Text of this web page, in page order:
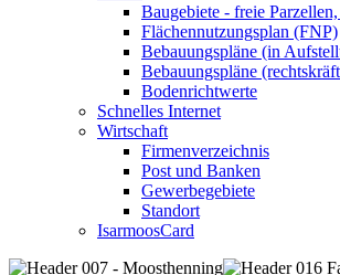
Baugebiete - freie
Flächennutzungsplan (FNP)
Bebauungspläne (in
Bebauungspläne
Bodenrichtwerte
Schnelles Internet
Wirtschaft
Firmenverzeichnis
Post und Banken
Gewerbegebiete
Standort
IsarmoosCard